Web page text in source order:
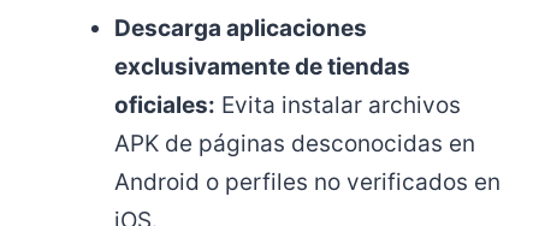
Descarga aplicaciones
exclusivamente de tiendas
oficiales: Evita instalar archivos
APK de páginas desconocidas en
Android o perfiles no verificados en